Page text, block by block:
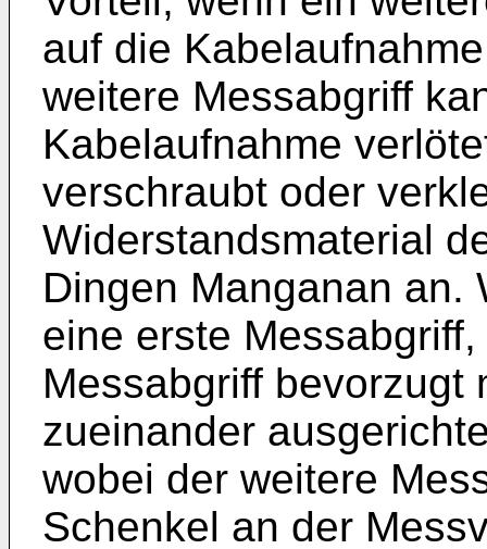
auf die
weitere Messabgriff
Kabelaufnahme
verschraubt oder
Widerstandsmaterial
Dingen Manganan an.
eine erste
Messabgriff bevorzugt
zueinander
wobei der weitere
Schenkel an der